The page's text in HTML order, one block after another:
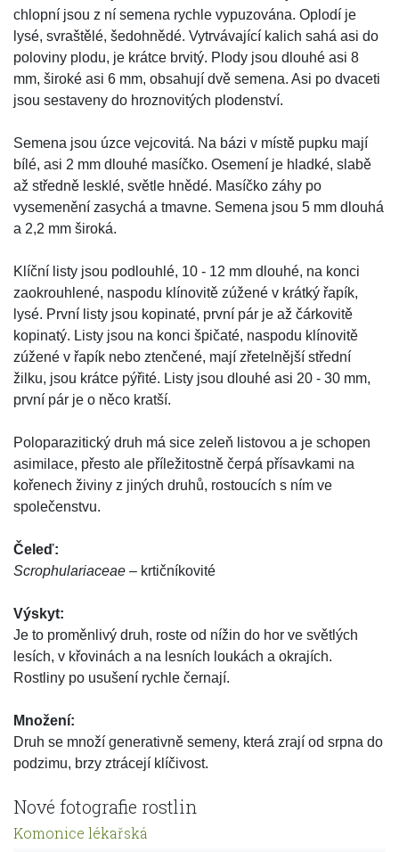
chlopní jsou z ní semena rychle vypuzována. Oplodí je
lysé, svraštělé, šedohnědé. Vytrvávající kalich sahá asi do
poloviny plodu, je krátce brvitý. Plody jsou dlouhé asi 8
mm, široké asi 6 mm, obsahují dvě semena. Asi po dvaceti
jsou sestaveny do hroznovitých plodenství.
Semena jsou úzce vejcovitá. Na bázi v místě pupku mají
bílé, asi 2 mm dlouhé masíčko. Osemení je hladké, slabě
až středně lesklé, světle hnědé. Masíčko záhy po
vysemenění zasychá a tmavne. Semena jsou 5 mm dlouhá
a 2,2 mm široká.
Klíční listy jsou podlouhlé, 10 - 12 mm dlouhé, na konci
zaokrouhlené, naspodu klínovitě zúžené v krátký řapík,
lysé. První listy jsou kopinaté, první pár je až čárkovitě
kopinatý. Listy jsou na konci špičaté, naspodu klínovitě
zúžené v řapík nebo ztenčené, mají zřetelnější střední
žilku, jsou krátce pýřité. Listy jsou dlouhé asi 20 - 30 mm,
první pár je o něco kratší.
Poloparazitický druh má sice zeleň listovou a je schopen
asimilace, přesto ale příležitostně čerpá přísavkami na
kořenech živiny z jiných druhů, rostoucích s ním ve
společenstvu.
Čeleď:
Scrophulariaceae – krtičníkovité
Výskyt:
Je to proměnlivý druh, roste od nížin do hor ve světlých
lesích, v křovinách a na lesních loukách a okrajích.
Rostliny po usušení rychle černají.
Množení:
Druh se množí generativně semeny, která zrají od srpna do
podzimu, brzy ztrácejí klíčivost.
Nové fotografie rostlin
Komonice lékařská